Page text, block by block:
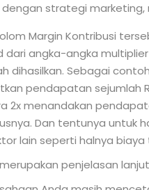
strategi marketing,
Margin Kontribusi
dari angka-angka
dihasilkan. Sebagai
pendapatan sejumlah
2x menandakan
Dan tentunya untuk
lain seperti halnya
penjelasan